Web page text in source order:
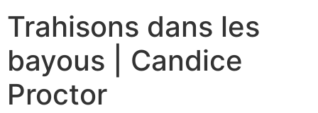
Trahisons dans les
bayous | Candice
Proctor